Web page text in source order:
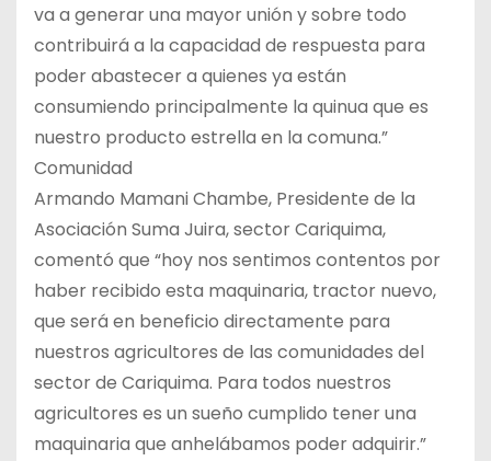
va a generar una mayor unión y sobre todo
contribuirá a la capacidad de respuesta para
poder abastecer a quienes ya están
consumiendo principalmente la quinua que es
nuestro producto estrella en la comuna.”
Comunidad
Armando Mamani Chambe, Presidente de la
Asociación Suma Juira, sector Cariquima,
comentó que “hoy nos sentimos contentos por
haber recibido esta maquinaria, tractor nuevo,
que será en beneficio directamente para
nuestros agricultores de las comunidades del
sector de Cariquima. Para todos nuestros
agricultores es un sueño cumplido tener una
maquinaria que anhelábamos poder adquirir.”